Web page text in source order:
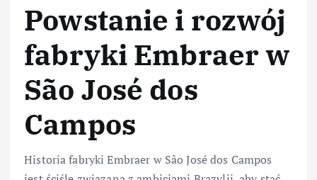
Powstanie i rozwój
fabryki Embraer w
São José dos
Campos
Historia fabryki Embraer w São José dos Campos